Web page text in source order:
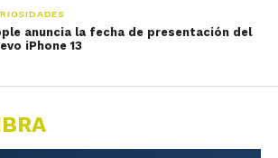
anuncia la fecha de presentación del
iPhone 13